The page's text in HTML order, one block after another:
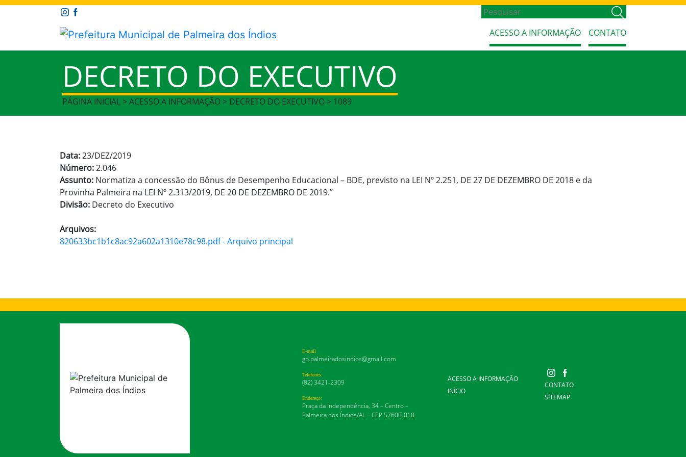
ACESSO A INFORMAÇÃO CONTATO
DECRETO DO EXECUTIVO
PÁGINA INICIAL > ACESSO A INFORMAÇÃO > DECRETO DO EXECUTIVO > 1089
Data:23/DEZ/2019
Número:2.046
Assunto: Normatiza a concessão do Bônus de Desempenho Educacional – BDE, previsto na LEI Nº 2.251, DE 27 DE DEZEMBRO DE 2018 e da
Provinha Palmeira na LEI Nº 2.313/2019, DE 20 DE DEZEMBRO DE 2019.”
Divisão: Decreto do Executivo
Arquivos:
820633bc1b1c8ac92a602a1310e78c98.pdf - Arquivo principal
E-mail
gp.palmeiradosindios@gmail.com
Telefones:
(82) 3421-2309
Endereço:
Praça da Independência, 34 – Centro –
Palmeira dos Índios/AL – CEP 57600-010
ACESSO A INFORMAÇÃO
INÍCIO
CONTATO
SITEMAP